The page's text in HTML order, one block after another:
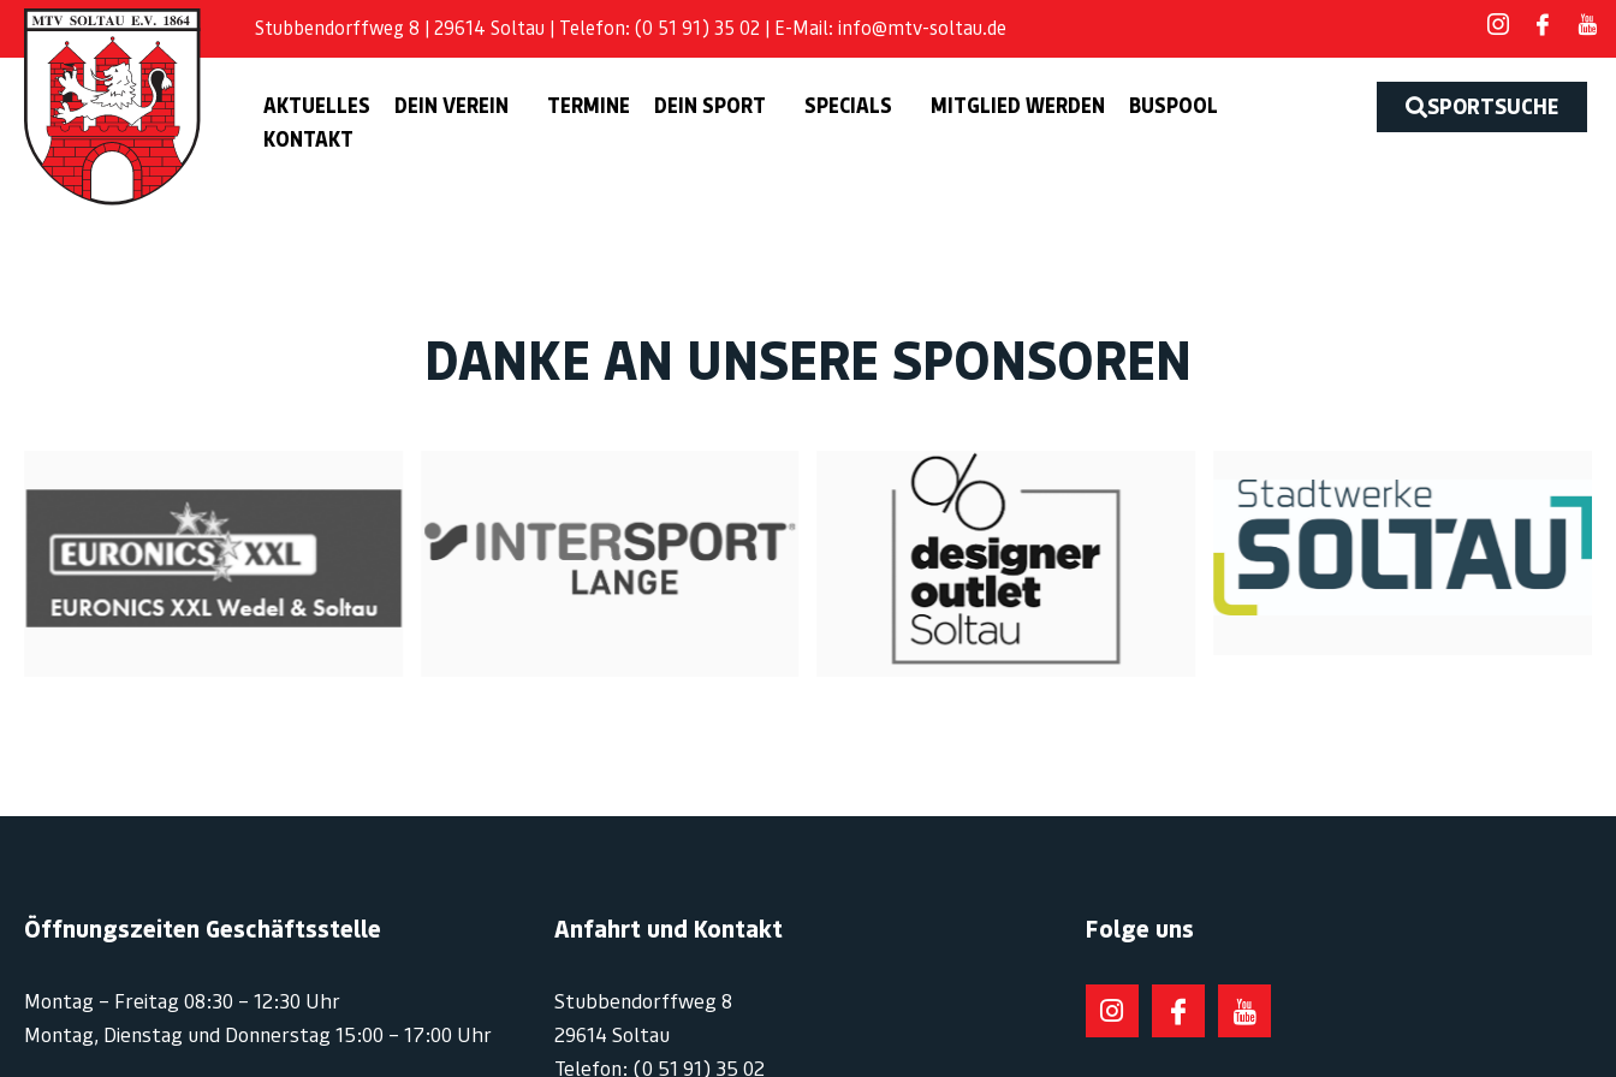
Stubbendorffweg 8 | 29614 Soltau | Telefon: (0 51 91) 35 02 | E-Mail: info@mtv-soltau.de
AKTUELLES DEIN VEREIN TERMINE DEIN SPORT SPECIALS MITGLIED WERDEN
BUSPOOL
KONTAKT
SPORTSUCHE
DANKE AN UNSERE SPONSOREN
Öffnungszeiten Geschäftsstelle
Montag – Freitag 08:30 – 12:30 Uhr
Montag, Dienstag und Donnerstag 15:00 – 17:00 Uhr
Anfahrt und Kontakt
Stubbendorffweg 8
29614 Soltau
Telefon: (0 51 91) 35 02
Folge uns